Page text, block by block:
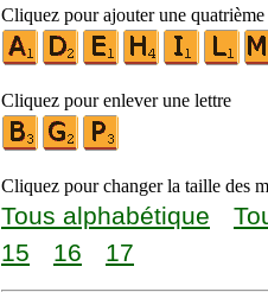
Cliquez pour ajouter une quatrième
Cliquez pour enlever une lettre
Cliquez pour changer la taille des
Tous alphabétique
15
16 17